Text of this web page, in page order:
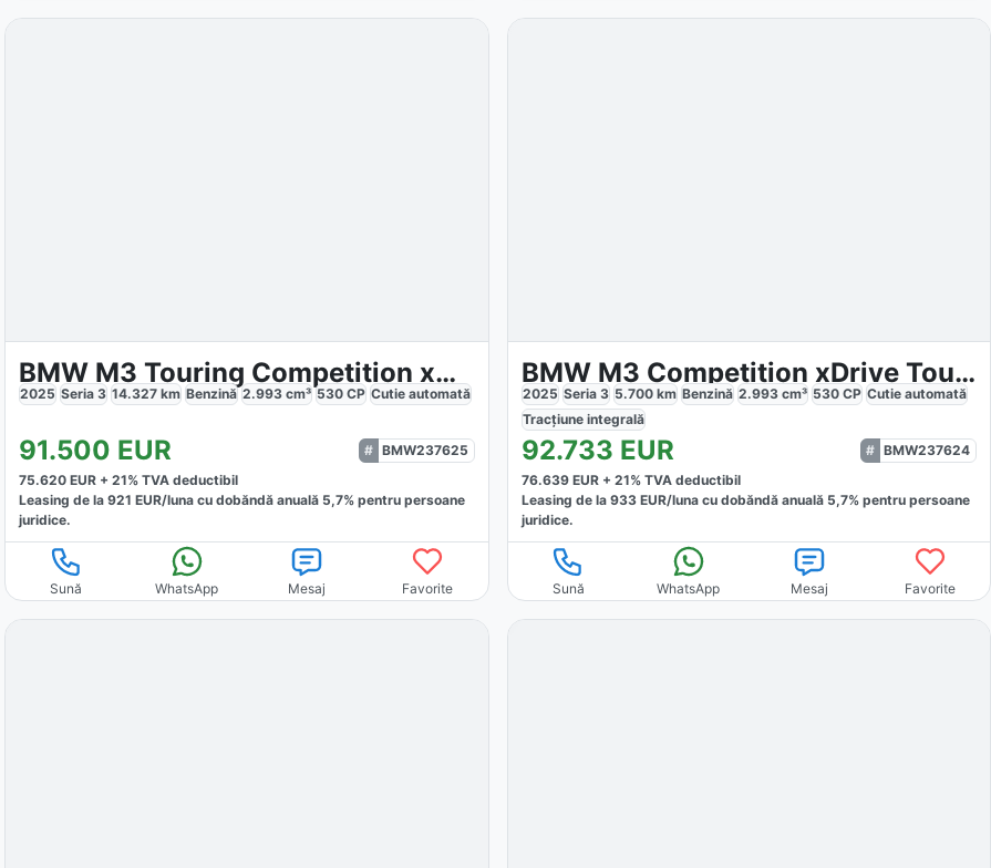
BMW M3 Touring Competition xDrive
2025 Seria 3 14.327 km Benzină 2.993 cm³ 530 CP Cutieautomată
91.500 EUR
BMW237625
75.620 EUR +21% TVA deductibil
Leasing de la921 EUR/luna cu dobăndă anuală 5,7% pentru persoane
juridice.
Sună WhatsApp Mesaj Favorite
BMW M3 Competition xDrive Touring
2025 Seria 3 5.700km Benzină 2.993cm³ 530CP Cutie automată
Tracțiune integrală
92.733 EUR
BMW237624
76.639EUR + 21% TVA deductibil
Leasing de la 933EUR/lunacu dobăndă anuală 5,7% pentru persoane
juridice.
Sună WhatsApp Mesaj Favorite